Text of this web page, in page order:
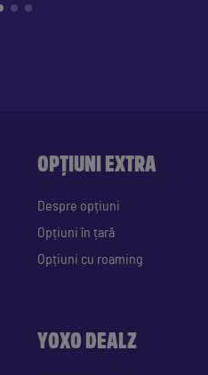
OPȚIUNI EXTRA
Despre opțiuni
Opțiuni în țară
Opțiuni cu roaming
YOXO DEALZ